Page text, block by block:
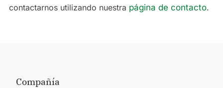
contactarnos utilizando nuestra página de contacto.
Compañía